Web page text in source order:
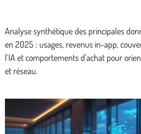
Analyse synthétique des principales
en 2025 : usages, revenus in-app,
l’IA et comportements d’achat pour
et réseau.